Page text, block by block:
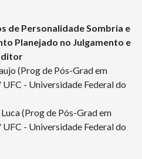
de Personalidade Sombria e
Planejado no Julgamento e
(Prog de Pós-Grad em
- Universidade Federal do
(Prog de Pós-Grad em
- Universidade Federal do